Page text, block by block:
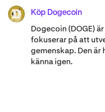
DOGE Köp Dogecoin
Dogecoin (DOGE)
fokuserar på att
gemenskap. Den
känna igen.